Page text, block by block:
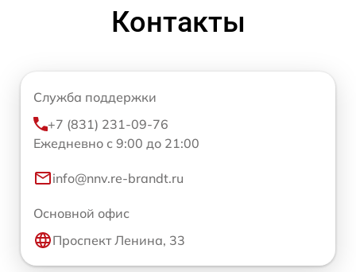
Контакты
Служба поддержки
+7 (831) 231-09-76
Ежедневно с 9:00 до 21:00
info@nnv.re-brandt.ru
Основной офис
Проспект Ленина, 33